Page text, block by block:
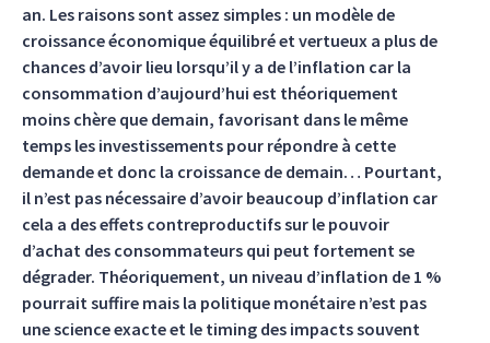
an. Les raisons sont assez simples : un modèle de
croissance économique équilibré et vertueux a plus de
chances d’avoir lieu lorsqu’il y a de l’inflation car la
consommation d’aujourd’hui est théoriquement
moins chère que demain, favorisant dans le même
temps les investissements pour répondre à cette
demande et donc la croissance de demain… Pourtant,
il n’est pas nécessaire d’avoir beaucoup d’inflation car
cela a des effets contreproductifs sur le pouvoir
d’achat des consommateurs qui peut fortement se
dégrader. Théoriquement, un niveau d’inflation de 1 %
pourrait suffire mais la politique monétaire n’est pas
une science exacte et le timing des impacts souvent